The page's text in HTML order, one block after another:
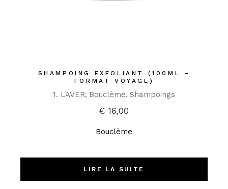
SHAMPOING EXFOLIANT (100ML –
FORMAT VOYAGE)
1. LAVER Bouclème Shampoings
€ 16,00
Bouclème
LIRE LA SUITE